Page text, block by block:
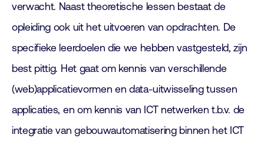
verwacht. Naast theoretische lessen bestaat de
opleiding ook uit het uitvoeren van opdrachten. De
specifieke leerdoelen die we hebben vastgesteld, zijn
best pittig. Het gaat om kennis van verschillende
(web)applicatievormen en data-uitwisseling tussen
applicaties, en om kennis van ICT netwerken t.b.v. de
integratie van gebouwautomatisering binnen het ICT